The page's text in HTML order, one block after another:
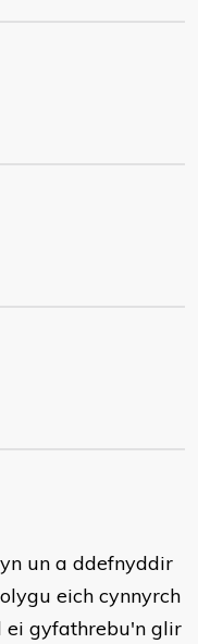
un a ddefnyddir
eich cynnyrch
ei gyfathrebu'n glir